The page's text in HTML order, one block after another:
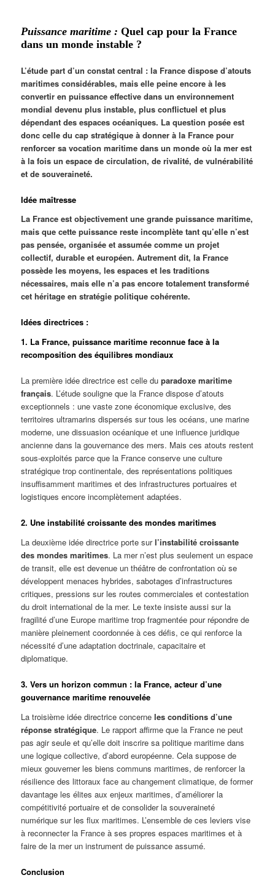
Puissance maritime : Quel cap pour la France
dans un monde instable ?
L’étude part d’un constat central : la France dispose d’atouts
maritimes considérables, mais elle peine encore à les
convertir en puissance effective dans un environnement
mondial devenu plus instable, plus conflictuel et plus
dépendant des espaces océaniques. La question posée est
donc celle du cap stratégique à donner à la France pour
renforcer sa vocation maritime dans un monde où la mer est
à la fois un espace de circulation, de rivalité, de vulnérabilité
et de souveraineté.
Idée maîtresse
La France est objectivement une grande puissance maritime,
mais que cette puissance reste incomplète tant qu’elle n’est
pas pensée, organisée et assumée comme un projet
collectif, durable et européen. Autrement dit, la France
possède les moyens, les espaces et les traditions
nécessaires, mais elle n’a pas encore totalement transformé
cet héritage en stratégie politique cohérente.
Idées directrices :
1. La France, puissance maritime reconnue face à la
recomposition des équilibres mondiaux
La première idée directrice est celle duparadoxe maritime
français. L’étude souligne que la France dispose d’atouts
exceptionnels : une vaste zone économique exclusive, des
territoires ultramarins dispersés sur tous les océans, une marine
moderne, une dissuasion océanique et une influence juridique
ancienne dans la gouvernance des mers. Mais ces atouts restent
sous-exploités parce que la France conserve une culture
stratégique trop continentale, des représentations politiques
insuffisamment maritimes et des infrastructures portuaires et
logistiques encore incomplètement adaptées.
2. Une instabilité croissante des mondes maritimes
La deuxième idée directrice porte surl’instabilité croissante
des mondes maritimes. La mer n’est plus seulement un espace
de transit, elle est devenue un théâtre de confrontation où se
développent menaces hybrides, sabotages d’infrastructures
critiques, pressions sur les routes commerciales et contestation
du droit international de la mer. Le texte insiste aussi sur la
fragilité d’une Europe maritime trop fragmentée pour répondre de
manière pleinement coordonnée à ces défis, ce qui renforce la
nécessité d’une adaptation doctrinale, capacitaire et
diplomatique.
3. Vers un horizon commun : la France, acteur d’une
gouvernance maritime renouvelée
La troisième idée directrice concerneles conditions d’une
réponse stratégique. Le rapport affirme que la France ne peut
pas agir seule et qu’elle doit inscrire sa politique maritime dans
une logique collective, d’abord européenne. Cela suppose de
mieux gouverner les biens communs maritimes, de renforcer la
résilience des littoraux face au changement climatique, de former
davantage les élites aux enjeux maritimes, d’améliorer la
compétitivité portuaire et de consolider la souveraineté
numérique sur les flux maritimes. L’ensemble de ces leviers vise
à reconnecter la France à ses propres espaces maritimes et à
faire de la mer un instrument de puissance assumé.
Conclusion